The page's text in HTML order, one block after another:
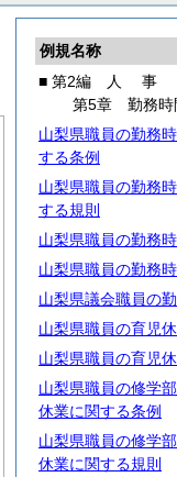
例規名称
■ 第2編
人 事
第5章 勤務時
山梨県職員の勤務
する条例
山梨県職員の勤務
する規則
山梨県職員の勤務
山梨県職員の勤務
山梨県議会職員の
山梨県職員の育児
山梨県職員の育児
山梨県職員の修学
休業に関する条例
山梨県職員の修学
休業に関する規則